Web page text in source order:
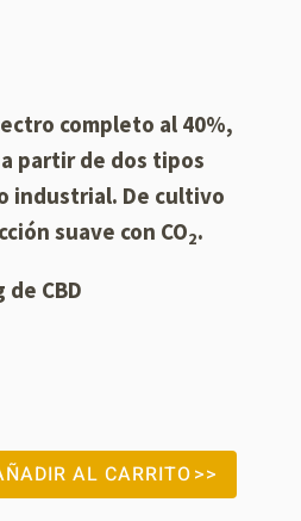
completo al 40%,
partir de dos tipos
industrial. De cultivo
suave con CO2.
CBD
AL CARRITO